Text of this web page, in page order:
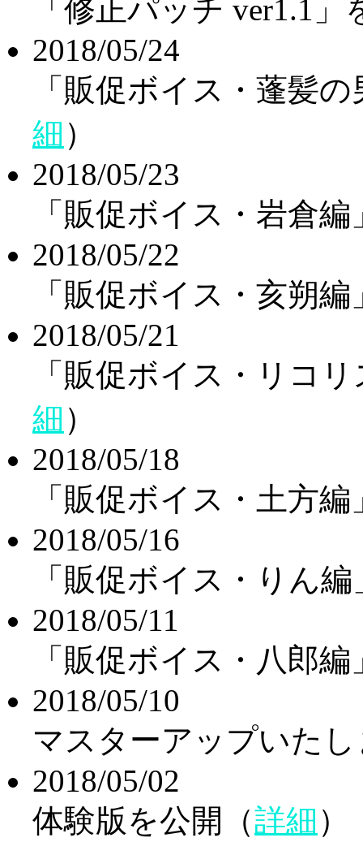
「修正パッチ ver1.1
2018/05/24
「販促ボイス・蓬髪
細 ）
2018/05/23
「販促ボイス・岩倉
2018/05/22
「販促ボイス・亥朔
2018/05/21
「販促ボイス・リコ
細 ）
2018/05/18
「販促ボイス・土方
2018/05/16
「販促ボイス・りん
2018/05/11
「販促ボイス・八郎
2018/05/10
マスターアップいた
2018/05/02
体験版を公開（詳細 ）